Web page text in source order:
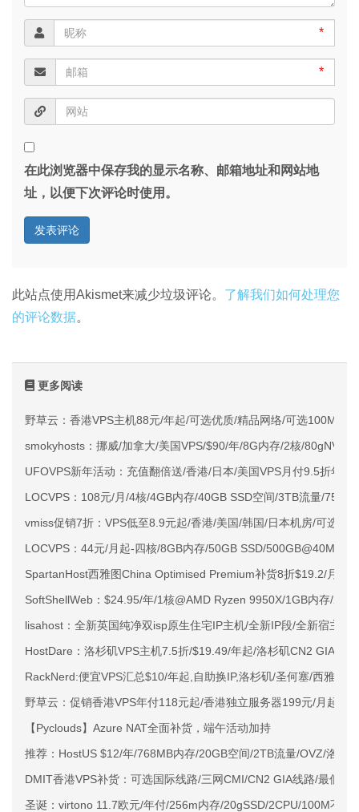
*
*
在此浏览器中保存我的显示名称、邮箱地址和网站地
址，以便下次评论时使用。
此站点使用Akismet来减少垃圾评论。 了解我们如何处理您
的评论数据。
更多阅读
野草云：香港VPS主机88元/年起/可选优质/精品网络/可选100M不
smokyhosts：挪威/加拿大/美国VPS/$90/年/8G内存/2核/
UFOVPS新年活动：充值翻倍送/香港/日本/美国VPS月付9.5折年
LOCVPS：108元/月/4核/4GB内存/40GB SSD空间/3TB流量/
vmiss促销7折：VPS低至8.9元起/香港/美国/韩国/日本机房/可选
LOCVPS：44元/月起-四核/8GB内存/50GB SSD/
SpartanHost西雅图China Optimised Premium补货8折$19.2/月起
SoftShellWeb：$24.95/年/1核@AMD Ryzen 9950X/1GB内存/
lisahost：全新英国纯净双isp原生住宅IP主机/全新IP段/全新宿主机
HostDare：洛杉矶VPS主机7.5折/$19.49/年起/洛杉矶CN2 GIA/日
RackNerd:便宜VPS汇总$10/年起,自助换IP,洛杉矶/圣何塞/西雅图/
野草云：促销香港VPS年付118元起/香港独立服务器199元/月起/可
【Pyclouds】Azure NAT全面补货，端午活动加持
推荐：HostUS $12/年/768MB内存/20GB空间/2TB流量/OVZ/洛杉矶
DMIT香港VPS补货：可选国际线路/三网CMI/CN2 GIA线路/最低年
圣诞：virtono 11.7欧元/年付/256m内存/20gSSD/2CPU/100M不限